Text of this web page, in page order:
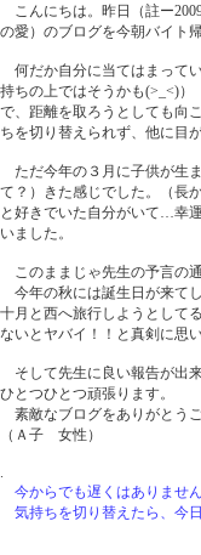
こんにちは。昨日（註ー
の愛）のブログを今朝バイト
何だか自分に当てはまって
持ちの上ではそうかも(>_<)
で、距離を取ろうとしても向
ちを切り替えられず、他に目
ただ今年の３月に子供が生
て？）きた感じでした。（長
と好きでいた自分がいて…幸
いました。
このままじゃ先生の予言の
今年の秋には誕生日が来て
十月と西へ旅行しようとして
ないとヤバイ！！と真剣に思
そして先生に良い報告が出
ひとつひとつ頑張ります。
素敵なブログをありがとう
（Ａ子 女性）
今からでも遅くはありません
気持ちを切り替えたら、今